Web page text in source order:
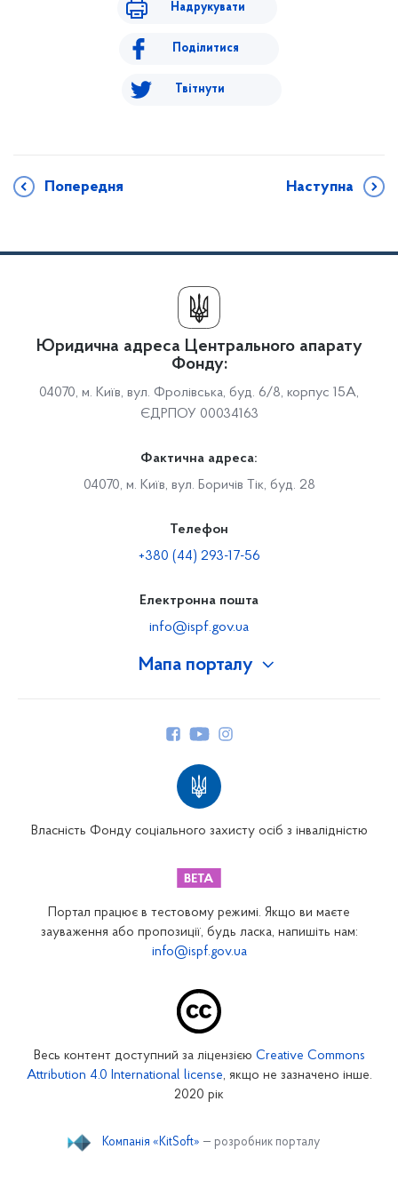
Надрукувати
Поділитися
Твітнути
Попередня Наступна
Мапа порталу
Закарпатське відділення
Запорізьке відділення
Кіровоградське відділення
Миколаївське відділення
Юридична адреса Центрального апарату
Фонду:
04070, м. Київ, вул. Фролівська, буд. 6/8, корпус 15А,
ЄДРПОУ 00034163
Фактична адреса:
04070, м. Київ, вул. Боричів Тік, буд. 28
Телефон
+380 (44) 293-17-56
Електронна пошта
info@ispf.gov.ua
Власність Фонду соціального захисту осіб з інвалідністю
Портал працює в тестовому режимі. Якщо ви маєте
зауваження або пропозиції, будь ласка, напишіть нам:
info@ispf.gov.ua
Весь контент доступний за ліцензією Creative Commons
Attribution 4.0 International license, якщо не зазначено інше.
2020 рік
Компанія «KitSoft» — розробник порталу